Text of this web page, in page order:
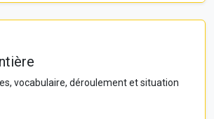
vocabulaire, déroulement et situation